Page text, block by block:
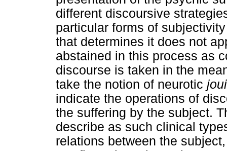
different discoursive
particular forms of
that determines it does not
abstained in this process as
discourse is taken in the
take the notion of neurotic
indicate the operations of
the suffering by the subject.
describe as such clinical
relations between the